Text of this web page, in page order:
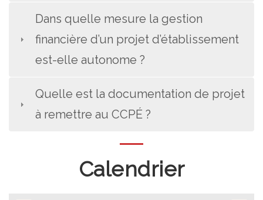
Dans quelle mesure la gestion
financière d’un projet d’établissement
est-elle autonome ?
Quelle est la documentation de projet
à remettre au CCPÉ ?
Calendrier